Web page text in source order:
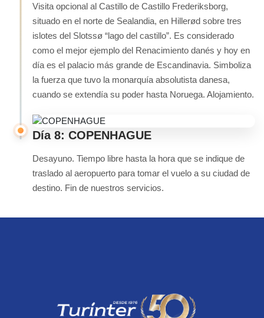
Visita opcional al Castillo de Castillo Frederiksborg,
situado en el norte de Sealandia, en Hillerød sobre tres
islotes del Slotssø “lago del castillo”. Es considerado
como el mejor ejemplo del Renacimiento danés y hoy en
día es el palacio más grande de Escandinavia. Simboliza
la fuerza que tuvo la monarquía absolutista danesa,
cuando se extendía su poder hasta Noruega. Alojamiento.
Día 8: COPENHAGUE
Desayuno. Tiempo libre hasta la hora que se indique de
traslado al aeropuerto para tomar el vuelo a su ciudad de
destino. Fin de nuestros servicios.